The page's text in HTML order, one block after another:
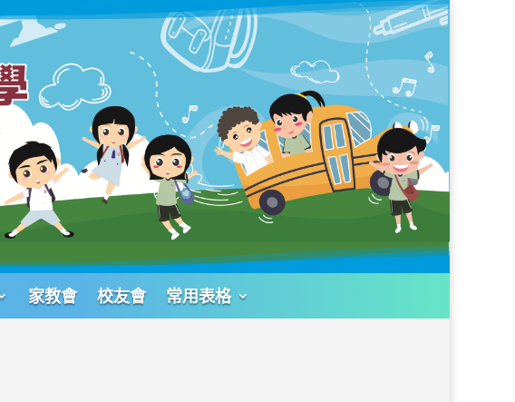
家教會 校友會 常用表格